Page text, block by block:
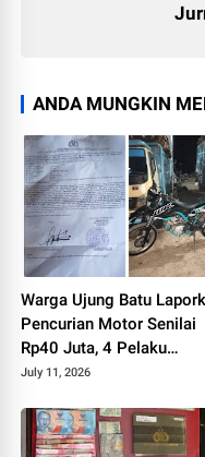
ANDA MUNGKIN
Warga Ujung Batu
Pencurian Motor Senilai
Rp40 Juta, 4 Pelaku
Terekam CCTV
July 11, 2026